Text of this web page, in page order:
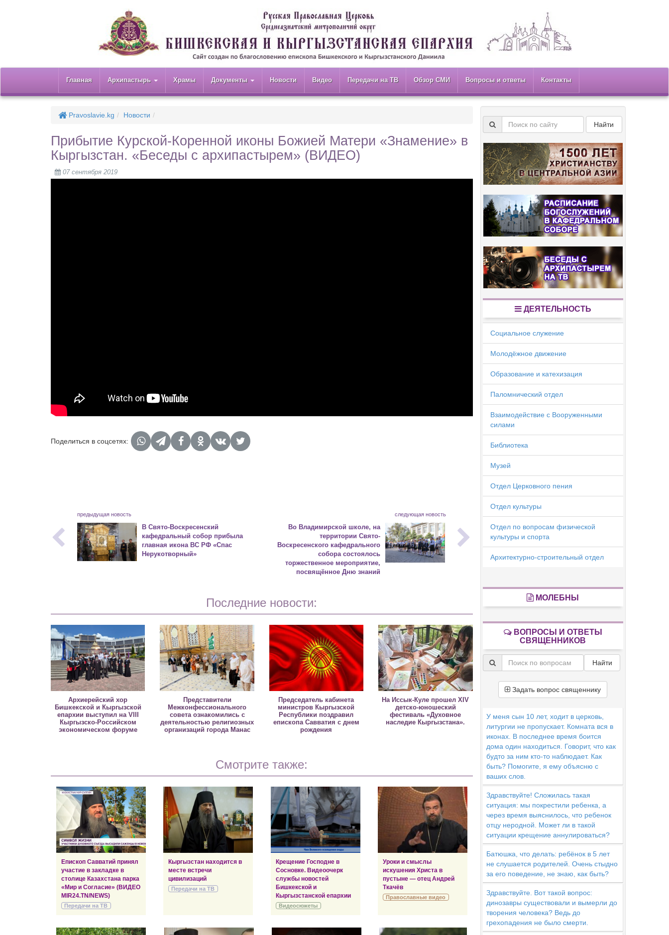
Главная Архипастырь Храмы Документы Новости Видео Передачи на ТВ Обзор СМИ Вопросы и ответы Контакты
Pravoslavie.kg Новости
Прибытие Курской-Коренной иконы Божией Матери «Знамение» в
Кыргызстан. «Беседы с архипастырем» (ВИДЕО)
07 сентября 2019
Поделиться в соцсетях:
предыдущая новость
В Свято-Воскресенский
кафедральный собор прибыла
главная икона ВС РФ «Спас
Нерукотворный»
следующая новость
Во Владимирской школе, на
территории Свято-
Воскресенского кафедрального
собора состоялось
торжественное мероприятие,
посвящённое Дню знаний
Последние новости:
Архиерейский хор
Бишкекской и Кыргызской
епархии выступил на VIII
Кыргызско-Российском
экономическом форуме
Представители
Межконфессионального
совета ознакомились с
деятельностью религиозных
организаций города Манас
Председатель кабинета
министров Кыргызской
Республики поздравил
епископа Савватия с днем
рождения
На Иссык-Куле прошел XIV
детско-юношеский
фестиваль «Духовное
наследие Кыргызстана».
Смотрите также:
Епископ Савватий принял
участие в закладке в
столице Казахстана парка
«Мир и Согласие» (ВИДЕО
MIR24.TN/NEWS)
Передачи на ТВ
Кыргызстан находится в
месте встречи
цивилизаций
Передачи на ТВ
Крещение Господне в
Сосновке. Видеоочерк
службы новостей
Бишкекской и
Кыргызстанской епархии
Видеосюжеты
Уроки и смыслы
искушения Христа в
пустыне — отец Андрей
Ткачёв
Православные видео
Найти
ДЕЯТЕЛЬНОСТЬ
Социальное служение
Молодёжное движение
Образование и катехизация
Паломнический отдел
Взаимодействие с Вооруженными
силами
Библиотека
Музей
Отдел Церковного пения
Отдел культуры
Отдел по вопросам физической
культуры и спорта
Архитектурно-строительный отдел
МОЛЕБНЫ
ВОПРОСЫ И ОТВЕТЫ
СВЯЩЕННИКОВ
Найти
Задать вопрос священнику
У меня сын 10 лет, ходит в церковь,
литургии не пропускает. Комната вся в
иконах. В последнее время боится
дома один находиться. Говорит, что как
будто за ним кто-то наблюдает. Как
быть? Помогите, я ему объясню с
ваших слов.
Здравствуйте! Сложилась такая
ситуация: мы покрестили ребенка, а
через время выяснилось, что ребенок
отцу неродной. Может ли в такой
ситуации крещение аннулироваться?
Батюшка, что делать: ребёнок в 5 лет
не слушается родителей. Очень стыдно
за его поведение, не знаю, как быть?
Здравствуйте. Вот такой вопрос:
динозавры существовали и вымерли до
творения человека? Ведь до
грехопадения не было смерти.